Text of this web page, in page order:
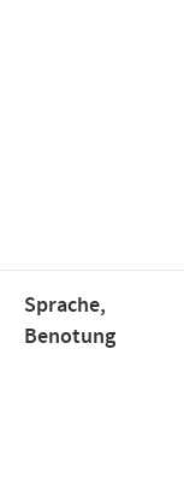
Sprache,
Benotung